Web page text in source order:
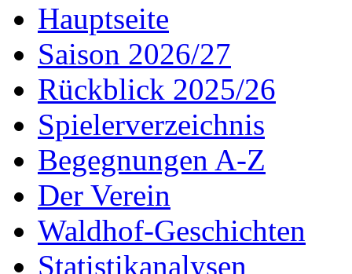
Hauptseite
Saison 2026/27
Rückblick 2025/26
Spielerverzeichnis
Begegnungen A-Z
Der Verein
Waldhof-Geschichten
Statistikanalysen